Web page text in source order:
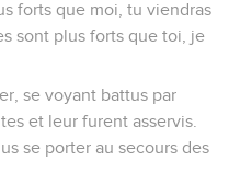
forts que moi, tu viendras
sont plus forts que toi, je
se voyant battus par
et leur furent asservis.
se porter au secours des